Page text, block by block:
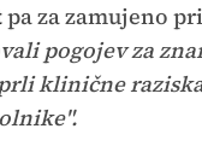
pa za zamujeno
pogojev za
klinične